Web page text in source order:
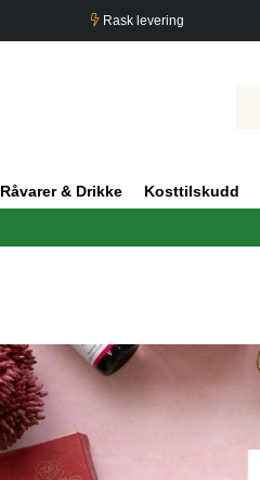
Rask levering
Råvarer & Drikke Kosttilskudd